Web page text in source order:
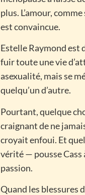
plus. L’amour,
est convaincue.
Estelle Raymond est
fuir toute une vie
asexualité, mais se
quelqu’un d’autre.
Pourtant, quelque
craignant de ne
croyait enfoui. Et
vérité — pousse Cass
passion.
Quand les blessures